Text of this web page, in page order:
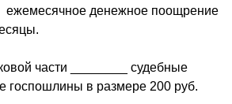
денежное поощрение
части ________ судебные
госпошлины в размере 200 руб.